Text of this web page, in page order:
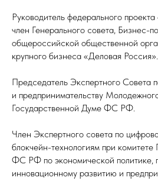
Руководитель федерального
член Генерального совета, Бизнес-
общероссийской общественной
крупного бизнеса «Деловая Россия».
Председатель Экспертного Совета
и предпринимательству
Государственной Думе ФС РФ.
Член Экспертного совета по
блокчейн-технологиям при
ФС РФ по экономической политике,
инновационному развитию и